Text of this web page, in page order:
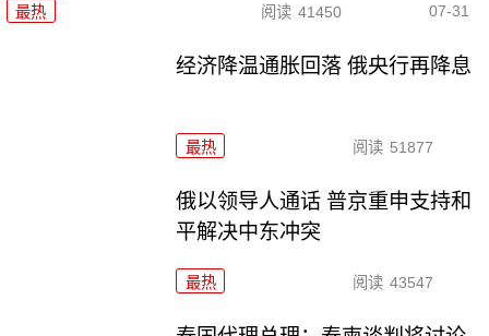
最热 阅读 41450 07-31
经济降温通胀回落 俄央行再降息
最热 阅读 51877
俄以领导人通话 普京重申支持和
平解决中东冲突
最热 阅读 43547